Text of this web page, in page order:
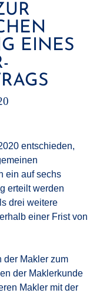
EINES
entschieden,
ein auf sechs
erteilt werden
drei weitere
einer Frist von
der Makler zum
der Maklerkunde
Makler mit der